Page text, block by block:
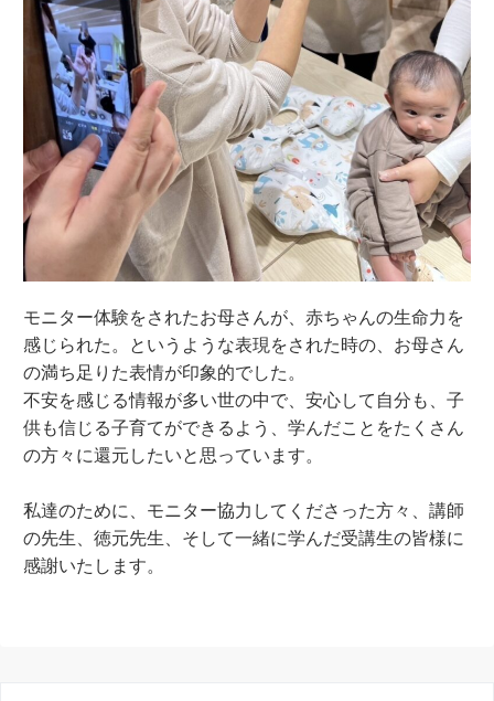
モニター体験をされたお母さんが、赤ちゃんの生命力を
感じられた。というような表現をされた時の、お母さん
の満ち足りた表情が印象的でした。
不安を感じる情報が多い世の中で、安心して自分も、子
供も信じる子育てができるよう、学んだことをたくさん
の方々に還元したいと思っています。
私達のために、モニター協力してくださった方々、講師
の先生、徳元先生、そして一緒に学んだ受講生の皆様に
感謝いたします。